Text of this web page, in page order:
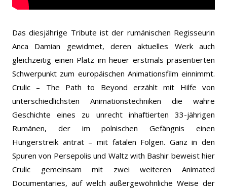
Das diesjährige Tribute ist der rumänischen Regisseurin
Anca Damian gewidmet, deren aktuelles Werk auch
gleichzeitig einen Platz im heuer erstmals präsentierten
Schwerpunkt zum europäischen Animationsfilm einnimmt.
Crulic – The Path to Beyond erzählt mit Hilfe von
unterschiedlichsten Animationstechniken die wahre
Geschichte eines zu unrecht inhaftierten 33-jährigen
Rumänen, der im polnischen Gefängnis einen
Hungerstreik antrat – mit fatalen Folgen. Ganz in den
Spuren von Persepolis und Waltz with Bashir beweist hier
Crulic gemeinsam mit zwei weiteren Animated
Documentaries, auf welch außergewöhnliche Weise der